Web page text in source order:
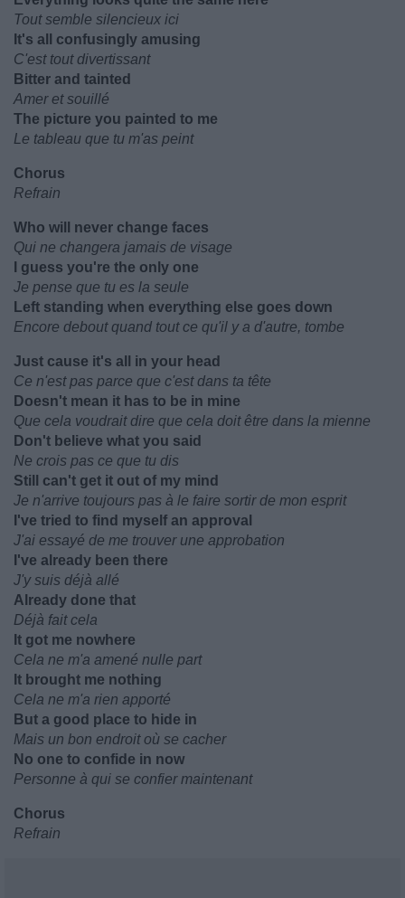
Tout semble silencieux ici
It's all confusingly amusing
C'est tout divertissant
Bitter and tainted
Amer et souillé
The picture you painted to me
Le tableau que tu m'as peint
Chorus
Refrain
Who will never change faces
Qui ne changera jamais de visage
I guess you're the only one
Je pense que tu es la seule
Left standing when everything else goes down
Encore debout quand tout ce qu'il y a d'autre, tombe
Just cause it's all in your head
Ce n'est pas parce que c'est dans ta tête
Doesn't mean it has to be in mine
Que cela voudrait dire que cela doit être dans la mienne
Don't believe what you said
Ne crois pas ce que tu dis
Still can't get it out of my mind
Je n'arrive toujours pas à le faire sortir de mon esprit
I've tried to find myself an approval
J'ai essayé de me trouver une approbation
I've already been there
J'y suis déjà allé
Already done that
Déjà fait cela
It got me nowhere
Cela ne m'a amené nulle part
It brought me nothing
Cela ne m'a rien apporté
But a good place to hide in
Mais un bon endroit où se cacher
No one to confide in now
Personne à qui se confier maintenant
Chorus
Refrain